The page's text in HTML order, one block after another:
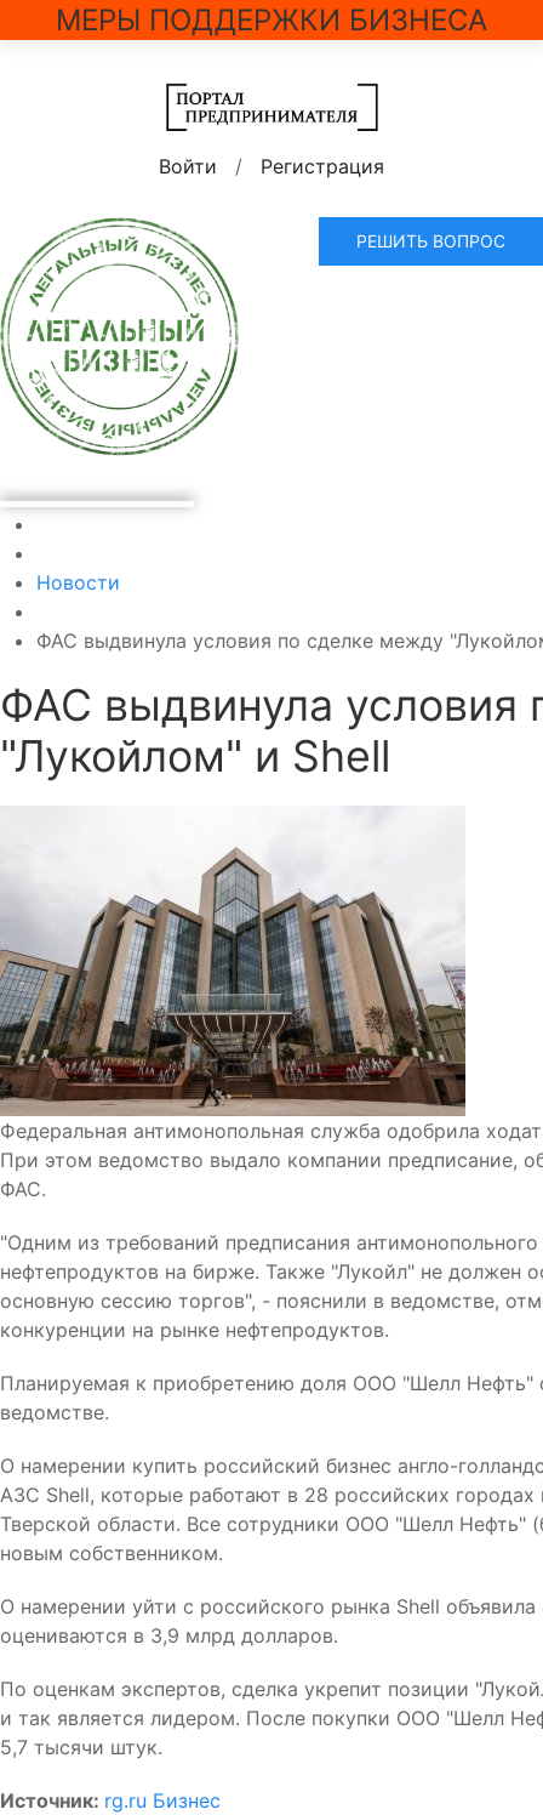
МЕРЫ ПОДДЕРЖКИ БИЗНЕСА
Войти / Регистрация
РЕШИТЬ ВОПРОС
Новости
ФАС выдвинула условия по сделке между
ФАС выдвинула условия
"Лукойлом" и Shell
Федеральная антимонопольная служба одобрила
При этом ведомство выдало компании предписание,
ФАС.
"Одним из требований предписания
нефтепродуктов на бирже. Также "Лукойл" не должен
основную сессию торгов", - пояснили в ведомстве,
конкуренции на рынке нефтепродуктов.
Планируемая к приобретению доля ООО "Шелл Нефть"
ведомстве.
О намерении купить российский бизнес англо-
АЗС Shell, которые работают в 28 российских
Тверской области. Все сотрудники ООО "Шелл Нефть"
новым собственником.
О намерении уйти с российского рынка Shell
оцениваются в 3,9 млрд долларов.
По оценкам экспертов, сделка укрепит позиции
и так является лидером. После покупки ООО "Шелл
5,7 тысячи штук.
Источник: rg.ru Бизнес